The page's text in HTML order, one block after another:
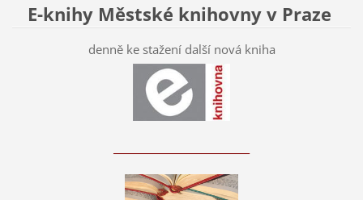
E-knihy Městské knihovny v Praze
denně ke stažení další nová kniha